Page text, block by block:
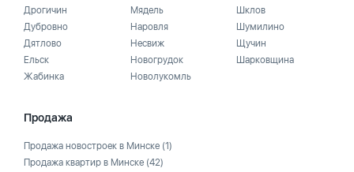
Дрогичин
Дубровно
Дятлово
Ельск
Жабинка
Мядель
Наровля
Несвиж
Новогрудок
Новолукомль
Шклов
Шумилино
Щучин
Шарковщина
Продажа
Продажа новостроек в Минске (1)
Продажа квартир в Минске (42)